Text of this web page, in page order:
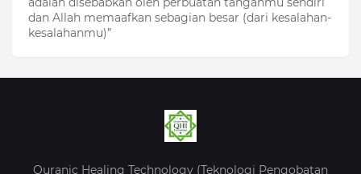
dan Allah memaafkan sebagian besar (dari kesalahan-
kesalahanmu)”
Quranic Healing Technology (Teknologi Pengobatan